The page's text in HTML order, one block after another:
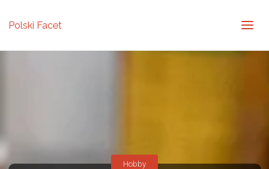
Polski Facet
Hobby